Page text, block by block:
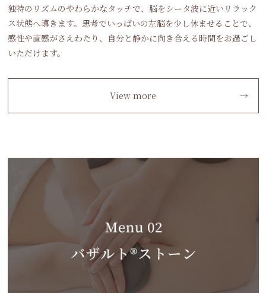
独特のリズムのやわらかなタッチで、脳をシータ波に近いリラック
ス状態へ導きます。思考でいっぱいの左脳を少し休ませることで、
感性や直感がさえわたり、自分と静かに向き合える時間をお過ごし
いただけます。
View more